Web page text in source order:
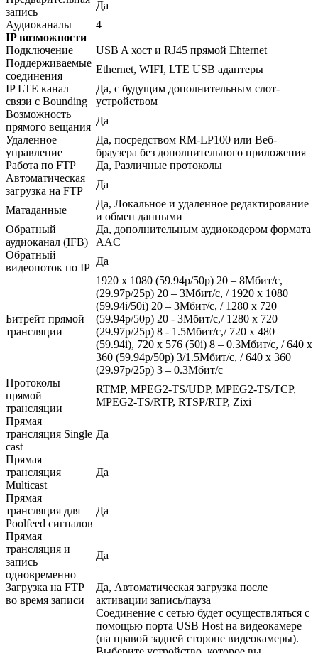
запись
Да
Аудиоканалы
4
IP возможности
Подключение
USB A хост и RJ45 прямой Ehternet
Поддерживаемые
соединения
Ethernet, WIFI, LTE USB адаптеры
IP LTE канал
связи с Bounding
Да, с будущим дополнительным слот-
устройством
Возможность
прямого вещания
Да
Удаленное
управление
Да, посредством RM-LP100 или Веб-
браузера без дополнительного приложения
Работа по FTP
Да, Различные протоколы
Автоматическая
загрузка на FTP
Да
Матаданные
Да, Локальное и удаленное редактирование
и обмен данными
Обратный
аудиоканал (IFB)
Да, дополнительным аудиокодером формата
AAC
Обратный
видеопоток по IP
Да
Битрейт прямой
трансляции
1920 x 1080 (59.94p/50p) 20 – 8Мбит/с,
(29.97p/25p) 20 – 3Мбит/с, / 1920 x 1080
(59.94i/50i) 20 – 3Мбит/с, / 1280 x 720
(59.94p/50p) 20 - 3Мбит/с,/ 1280 x 720
(29.97p/25p) 8 - 1.5Мбит/с,/ 720 x 480
(59.94i), 720 x 576 (50i) 8 – 0.3Мбит/с, / 640 x
360 (59.94p/50p) 3/1.5Мбит/с, / 640 x 360
(29.97p/25p) 3 – 0.3Мбит/с
Протоколы
прямой
трансляции
RTMP, MPEG2-TS/UDP, MPEG2-TS/TCP,
MPEG2-TS/RTP, RTSP/RTP, Zixi
Прямая
трансляция Single
cast
Да
Прямая
трансляция
Multicast
Да
Прямая
трансляция для
Poolfeed сигналов
Да
Прямая
трансляция и
запись
одновременно
Да
Загрузка на FTP
во время записи
Да, Автоматическая загрузка после
активации запись/пауза
Соединение с сетью будет осуществляться с
помощью порта USB Host на видеокамере
(на правой задней стороне видеокамеры).